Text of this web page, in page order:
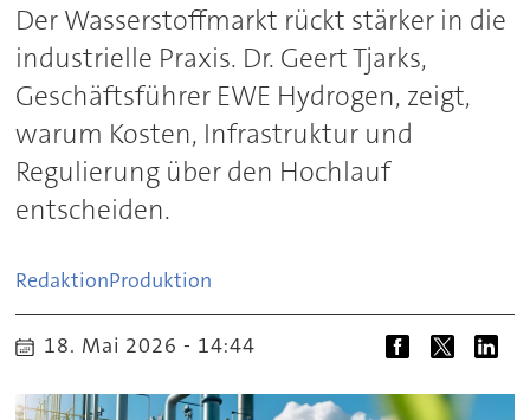
Der Wasserstoffmarkt rückt stärker in die
industrielle Praxis. Dr. Geert Tjarks,
Geschäftsführer EWE Hydrogen, zeigt,
warum Kosten, Infrastruktur und
Regulierung über den Hochlauf
entscheiden.
RedaktionProduktion
18. Mai 2026 - 14:44